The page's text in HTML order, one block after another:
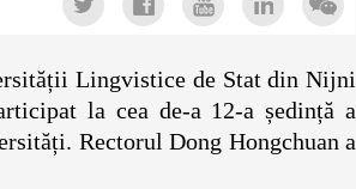
Lingvistice de Stat din Nijni
la cea de-a 12-a ședință a
Rectorul Dong Hongchuan a